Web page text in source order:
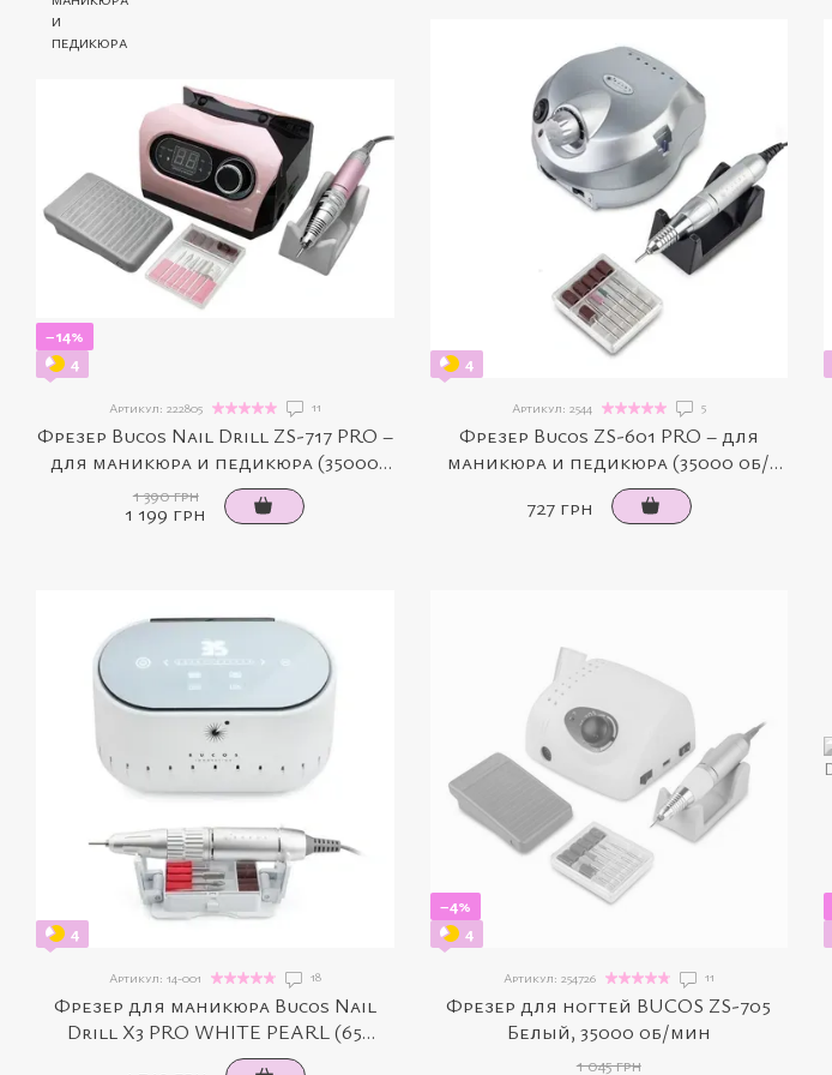
−14%
4
Артикул: 222805 11
Фрезер Bucos Nail Drill ZS-717 PRO –
для маникюра и педикюра (35000
об/мин, 65 Вт, розовый)
1 390 грн
1 199 грн
4
Артикул: 2544 5
Фрезер Bucos ZS-601 PRO – для
маникюра и педикюра (35000 об/
мин, 45 Вт, серебряный)
727 грн
4
Артикул: 14-001 18
Фрезер для маникюра Bucos Nail
Drill X3 PRO WHITE PEARL (65
ваттов, 35 000 об./мин)
−4%
4
Артикул: 254726 11
Фрезер для ногтей BUCOS ZS-705
Белый, 35000 об/мин
1 045 грн